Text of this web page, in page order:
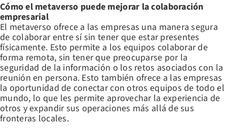
Cómo el metaverso puede mejorar la colaboración
empresarial
El metaverso ofrece a las empresas una manera segura
de colaborar entre sí sin tener que estar presentes
físicamente. Esto permite a los equipos colaborar de
forma remota, sin tener que preocuparse por la
seguridad de la información o los retos asociados con la
reunión en persona. Esto también ofrece a las empresas
la oportunidad de conectar con otros equipos de todo el
mundo, lo que les permite aprovechar la experiencia de
otros y expandir sus operaciones más allá de sus
fronteras locales.